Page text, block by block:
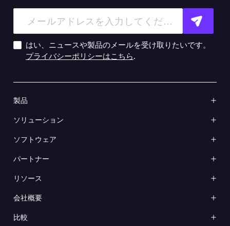
はい、ニュースや製品のメールを受け取りたいです。
プライバシーポリシーはこちら.
製品
ソリューション
ソフトウェア
パートナー
リソース
会社概要
比較